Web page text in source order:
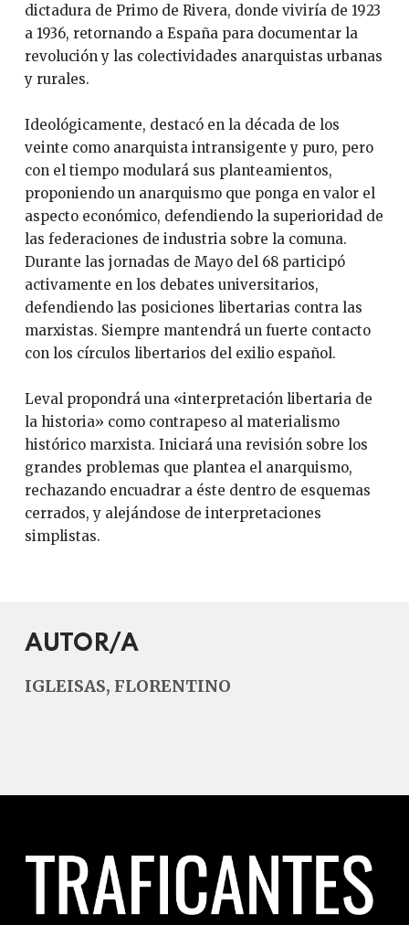
dictadura de Primo de Rivera, donde viviría de 1923
a 1936, retornando a España para documentar la
revolución y las colectividades anarquistas urbanas
y rurales.
Ideológicamente, destacó en la década de los
veinte como anarquista intransigente y puro, pero
con el tiempo modulará sus planteamientos,
proponiendo un anarquismo que ponga en valor el
aspecto económico, defendiendo la superioridad de
las federaciones de industria sobre la comuna.
Durante las jornadas de Mayo del 68 participó
activamente en los debates universitarios,
defendiendo las posiciones libertarias contra las
marxistas. Siempre mantendrá un fuerte contacto
con los círculos libertarios del exilio español.
Leval propondrá una «interpretación libertaria de
la historia» como contrapeso al materialismo
histórico marxista. Iniciará una revisión sobre los
grandes problemas que plantea el anarquismo,
rechazando encuadrar a éste dentro de esquemas
cerrados, y alejándose de interpretaciones
simplistas.
AUTOR/A
IGLEISAS, FLORENTINO